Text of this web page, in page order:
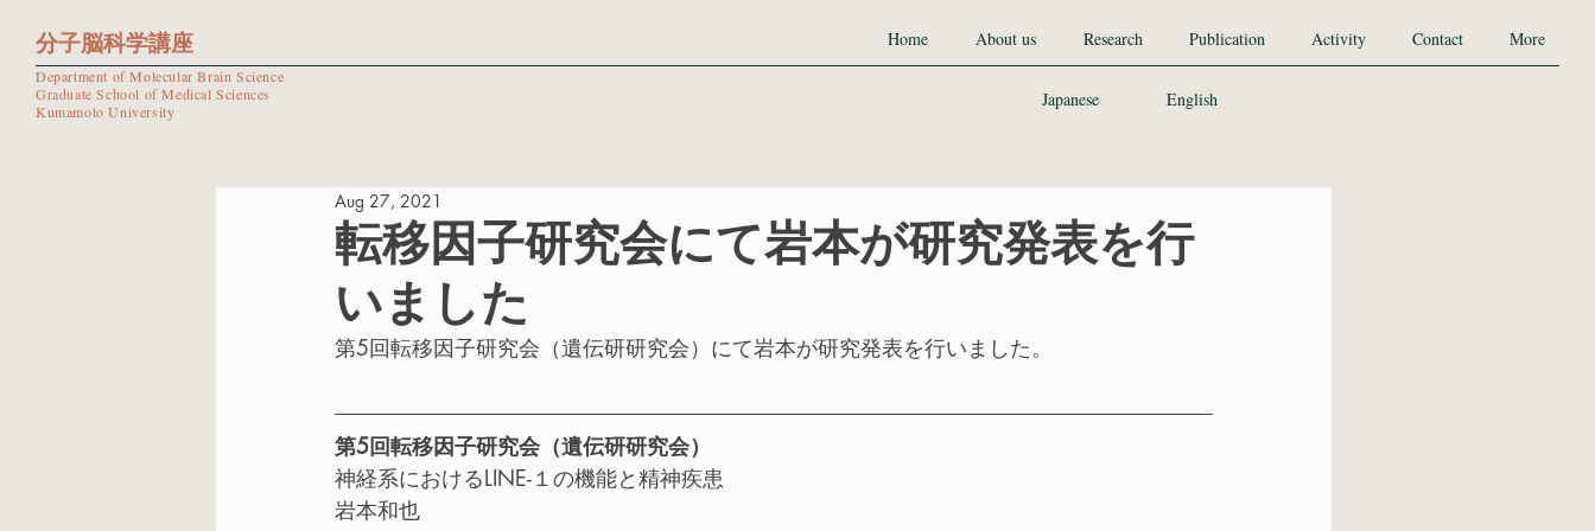
分子脳科学講座
Department of Molecular Brain Science
Graduate School of Medical Sciences
Kumamoto University
Home About us Research Publication Activity Contact More
Japanese English
転移因子研究会にて岩本が研究発表を行
いました
Aug 27, 2021
第5回転移因子研究会（遺伝研研究会）にて岩本が研究発表を行いました。
第5回転移因子研究会（遺伝研研究会）
神経系におけるLINE-１の機能と精神疾患
岩本和也